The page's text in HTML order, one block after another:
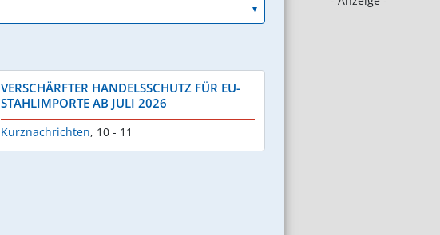
VERSCHÄRFTER HANDELSSCHUTZ FÜR EU-
STAHLIMPORTE AB JULI 2026
Kurznachrichten, 10 - 11